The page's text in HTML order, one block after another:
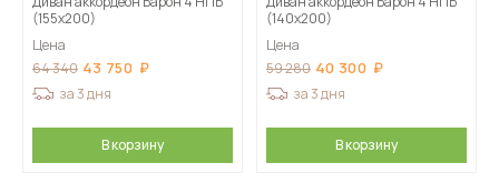
(155х200)
Цена
64 340 43 750
за 3 дня
В корзину
(140х200)
Цена
59 280 40 300
за 3 дня
В корзину